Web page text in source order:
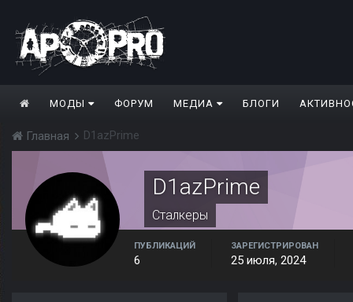
МОДЫ ФОРУМ МЕДИА БЛОГИ
Главная D1azPrime
D1azPrime
Сталкеры
ПУБЛИКАЦИЙ
6
ЗАРЕГИСТРИРОВАН
25 июля, 2024